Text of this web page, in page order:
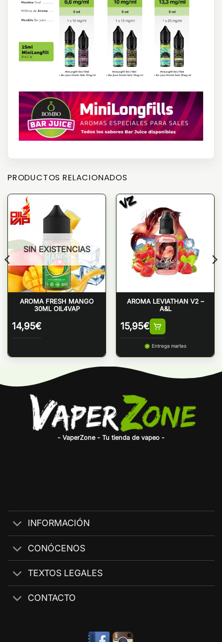
PRODUCTOS RELACIONADOS
SIN EXISTENCIAS
AROMA FRESH MANGO
30ML OIL4VAP
14,95€
AROMA LEVIATHAN V2 –
A&L
15,95€
Entrega martes
- VaperZone - Tu tienda de vapeo -
INFORMACIÓN
CONÓCENOS
TEXTOS LEGALES
CONTACTO